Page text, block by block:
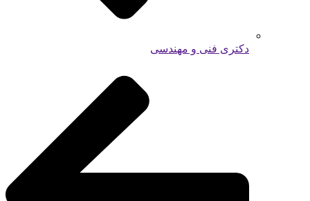
دکتری فنی و مهندسی